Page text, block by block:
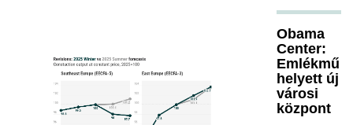
Obama
Center:
Emlékmű
helyett új
városi
központ